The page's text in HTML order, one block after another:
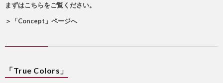
まずはこちらをご覧ください。
＞
「Concept」ページへ
「True Colors」